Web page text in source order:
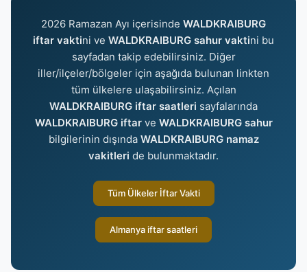
2026 Ramazan Ayı içerisinde WALDKRAIBURG
iftar vaktini ve WALDKRAIBURG sahur vaktini bu
sayfadan takip edebilirsiniz. Diğer
iller/ilçeler/bölgeler için aşağıda bulunan linkten
tüm ülkelere ulaşabilirsiniz. Açılan
WALDKRAIBURG iftar saatleri sayfalarında
WALDKRAIBURG iftarve WALDKRAIBURG sahur
bilgilerinin dışında WALDKRAIBURG namaz
vakitleri de bulunmaktadır.
Tüm Ülkeler İftar Vakti
Almanya iftar saatleri